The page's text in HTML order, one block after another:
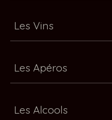
Les Vins
Les Apéros
Les Alcools